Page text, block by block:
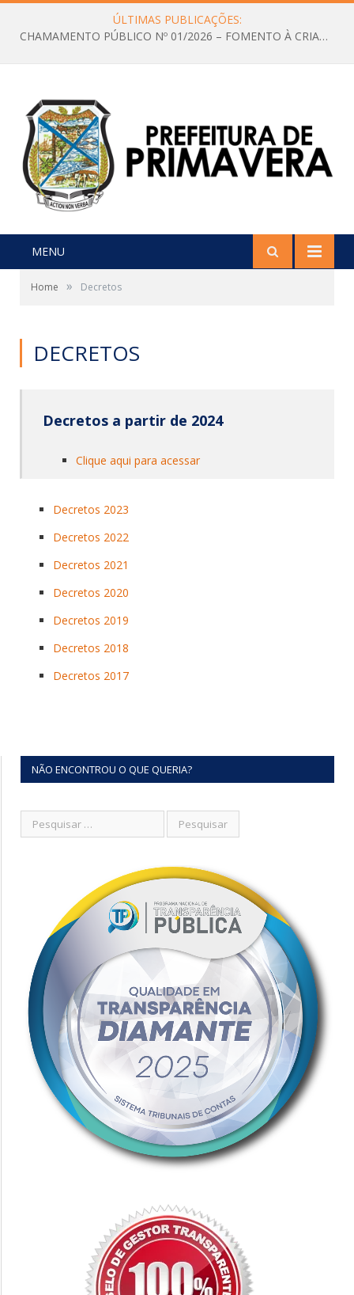
ÚLTIMAS PUBLICAÇÕES:
CHAMAMENTO PÚBLICO Nº 01/2026 – FOMENTO À CRIAÇÃO E A CIRCULAÇÃO DE PRODUÇÕES CULTURAIS – Aldir Blanc
MENU
Home » Decretos
DECRETOS
Decretos a partir de 2024
Clique aqui para acessar
Decretos 2023
Decretos 2022
Decretos 2021
Decretos 2020
Decretos 2019
Decretos 2018
Decretos 2017
NÃO ENCONTROU O QUE QUERIA?